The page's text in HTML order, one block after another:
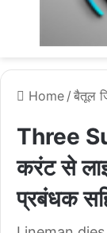
Home / बैतूल
Three
करंट से
प्रबंधक